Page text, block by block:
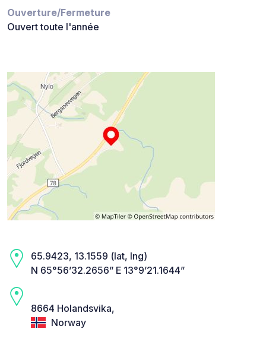
Ouverture/Fermeture
Ouvert toute l'année
65.9423, 13.1559 (lat, lng)
N 65°56’32.2656” E 13°9’21.1644”
8664 Holandsvika,
Norway